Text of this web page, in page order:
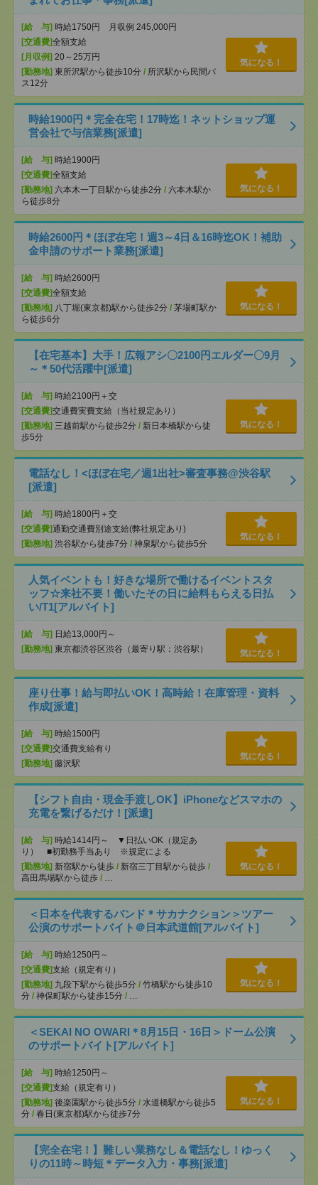
[給 与] 時給1750円 月収例 245,000円
[交通費]全額支給
[月収例] 20～25万円
[勤務地] 東所沢駅から徒歩10分 / 所沢駅から民間バ
ス12分
気になる！
時給1900円＊完全在宅！17時迄！ネットショップ運
営会社で与信業務[派遣]
[給 与] 時給1900円
[交通費]全額支給
[勤務地] 六本木一丁目駅から徒歩2分 / 六本木駅か
ら徒歩8分
気になる！
時給2600円＊ほぼ在宅！週3～4日＆16時迄OK！補助
金申請のサポート業務[派遣]
[給 与] 時給2600円
[交通費]全額支給
[勤務地] 八丁堀(東京都)駅から徒歩2分 / 茅場町駅か
ら徒歩6分
気になる！
【在宅基本】大手！広報アシ〇2100円エルダー〇9月
～＊50代活躍中[派遣]
[給 与] 時給2100円＋交
[交通費]交通費実費支給（当社規定あり）
[勤務地] 三越前駅から徒歩2分 / 新日本橋駅から徒
歩5分
気になる！
電話なし！<ほぼ在宅／週1出社>審査事務@渋谷駅
[派遣]
[給 与] 時給1800円＋交
[交通費]通勤交通費別途支給(弊社規定あり)
[勤務地] 渋谷駅から徒歩7分 / 神泉駅から徒歩5分
気になる！
人気イベントも！好きな場所で働けるイベントスタ
ッフ☆来社不要！働いたその日に給料もらえる日払
い/T1[アルバイト]
[給 与] 日給13,000円～
[勤務地] 東京都渋谷区渋谷（最寄り駅：渋谷駅） 気になる！
座り仕事！給与即払いOK！高時給！在庫管理・資料
作成[派遣]
[給 与] 時給1500円
[交通費]交通費支給有り
[勤務地] 藤沢駅
気になる！
【シフト自由・現金手渡しOK】iPhoneなどスマホの
充電を繋げるだけ！[派遣]
[給 与] 時給1414円～ ▼日払いOK（規定あ
り） ■初勤務手当あり ※規定による
[勤務地] 新宿駅から徒歩 / 新宿三丁目駅から徒歩 /
高田馬場駅から徒歩 / …
気になる！
＜日本を代表するバンド＊サカナクション＞ツアー
公演のサポートバイト＠日本武道館[アルバイト]
[給 与] 時給1250円～
[交通費]支給（規定有り）
[勤務地] 九段下駅から徒歩5分 / 竹橋駅から徒歩10
分 / 神保町駅から徒歩15分 / …
気になる！
＜SEKAI NO OWARI＊8月15日・16日＞ドーム公演
のサポートバイト[アルバイト]
[給 与] 時給1250円～
[交通費]支給（規定有り）
[勤務地] 後楽園駅から徒歩5分 / 水道橋駅から徒歩5
分 / 春日(東京都)駅から徒歩7分
気になる！
【完全在宅！】難しい業務なし＆電話なし！ゆっく
りの11時～時短＊データ入力・事務[派遣]